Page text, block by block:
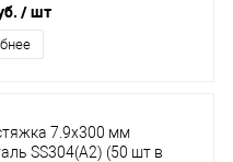
/ шт
7.9х300 мм
SS304(А2) (50 шт в